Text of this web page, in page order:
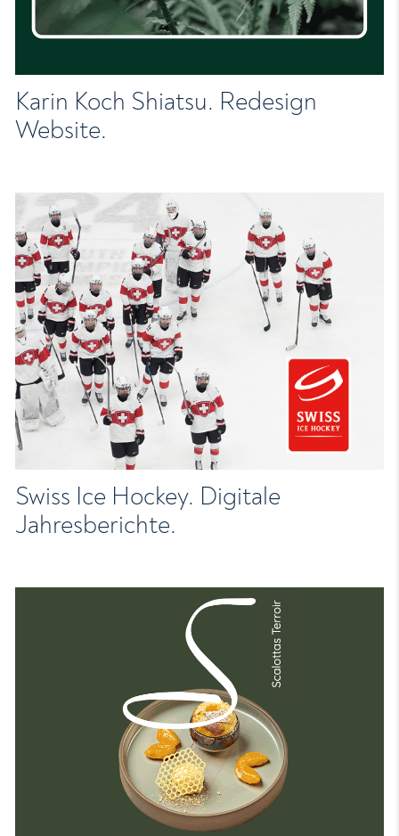
Karin Koch Shiatsu. Redesign
Website.
Swiss Ice Hockey. Digitale
Jahresberichte.